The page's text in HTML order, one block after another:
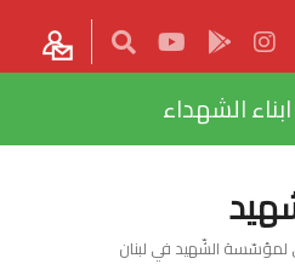
الشهداء
الشّهيد في لبنان